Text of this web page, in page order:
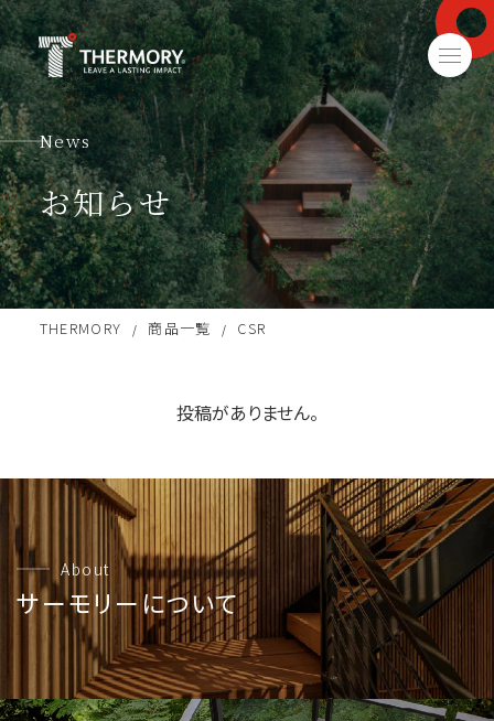
News
お知らせ
THERMORY /商品一覧 / CSR
投稿がありません。
About
サーモリーについて